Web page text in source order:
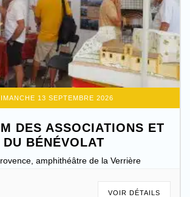
13 SEPTEMBRE 2026
DES ASSOCIATIONS ET
DU BÉNÉVOLAT
amphithéâtre de la Verrière
VOIR DÉTAILS